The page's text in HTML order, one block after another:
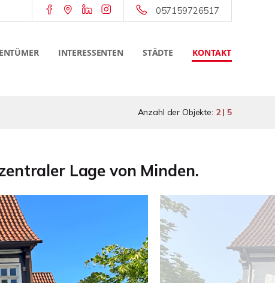
057159726517
INTERESSENTEN STÄDTE KONTAKT
Anzahl der Objekte: 2 | 5
Lage von Minden.